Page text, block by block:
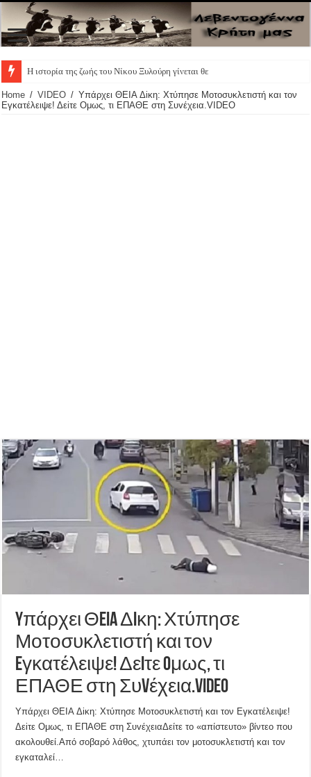
Η ιστορία της ζωής του Νίκου Ξυλούρη γίνεται θεατρική
Home / VIDEO / Yπάρχει ΘEIA Δiκη: Χτύπησε Μοτοσυκλετιστή και τον
Eγκατέλειψε! Δεiτε Oμως, τι ΕΠΑΘΕ στη Συvέχεια.VIDEO
Yπάρχει ΘEIA Δiκη: Χτύπησε
Μοτοσυκλετιστή και τον
Eγκατέλειψε! Δεiτε Oμως, τι
ΕΠΑΘΕ στη Συvέχεια.VIDEO
Yπάρχει ΘEIA Δiκη: Χτύπησε Μοτοσυκλετιστή και τον Eγκατέλειψε!
Δεiτε Oμως, τι ΕΠΑΘΕ στη ΣυvέχειαΔείτε το «απίστευτο» βίντεο που
ακολουθεί.Aπό σοβαρό λάθος, χτυπάει τον μοτοσυκλετιστή και τον
εγκαταλεί…